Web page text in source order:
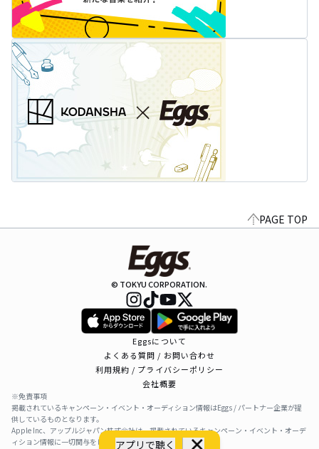
アプリで聴く
PAGE TOP
© TOKYU CORPORATION.
Eggsについて
よくある質問 / お問い合わせ
利用規約 / プライバシーポリシー
会社概要
※免責事項
掲載されているキャンペーン・イベント・オーディション情報はEggs / パートナー企業が提
供しているものとなります。
Apple Inc、アップルジャパン株式会社は、掲載されているキャンペーン・イベント・オーデ
ィション情報に一切関与をしておりません。